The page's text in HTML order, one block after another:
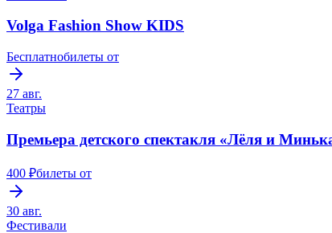
Volga Fashion Show KIDS
Бесплатнобилеты от
27 авг.
Театры
Премьера детского спектакля «Лёля и
400 ₽билеты от
30 авг.
Фестивали